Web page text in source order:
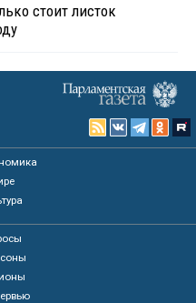
стоит листок